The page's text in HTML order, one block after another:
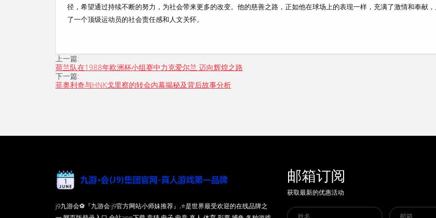
径，希望通过持续不断的努力，为社会带来更多的改变。他的慈善之路，正如他在球场上的表现一样，充满了激情和奉献
了一个顶级运动员的社会责任感和人文关怀。
上一篇:
荷兰队在1988年欧洲杯小组赛中力克爱尔兰 迈向辉煌之路
下一篇:
菲奥利奇与HNK戈里察的转会内幕揭秘及背后故事分析
j9九游会⚽️『九游会·j9官方网站小师妹推荐』,⭐️是世界最受欢迎的在线品牌之
邮箱订阅
获取最新的优惠活动